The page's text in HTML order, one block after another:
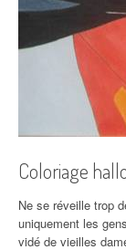
Coloriage
Ne se réveille trop
uniquement les
vidé de vieilles